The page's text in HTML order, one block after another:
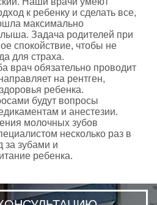
к ребенку и сделать все,
максимально
Задача родителей при
спокойствие, чтобы не
для страха.
врач обязательно проводит
на рентген,
ребенка.
будут вопросы
и анестезии.
молочных зубов
несколько раз в
за зубами и
ребенка.